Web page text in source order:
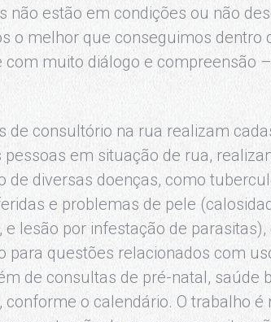
não estão em condições ou não
o melhor que conseguimos dentro
com muito diálogo e compreensão
de consultório na rua realizam
pessoas em situação de rua,
de diversas doenças, como
e problemas de pele
e lesão por infestação de
para questões relacionados com
de consultas de pré-natal, saúde
conforme o calendário. O trabalho